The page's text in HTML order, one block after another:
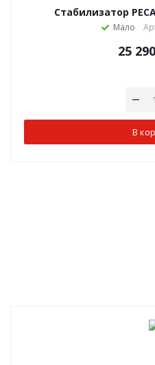
Стабилизатор
Мало
25 290
В